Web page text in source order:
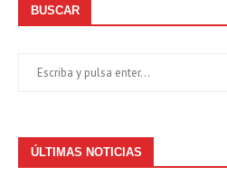
BUSCAR
ÚLTIMAS NOTICIAS